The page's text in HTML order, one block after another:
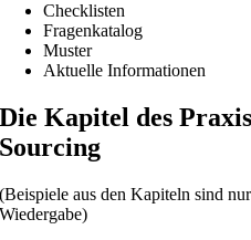
Checklisten
Fragenkatalog
Muster
Aktuelle Informationen
Die Kapitel des
Sourcing
(Beispiele aus den Kapiteln sind
Wiedergabe)